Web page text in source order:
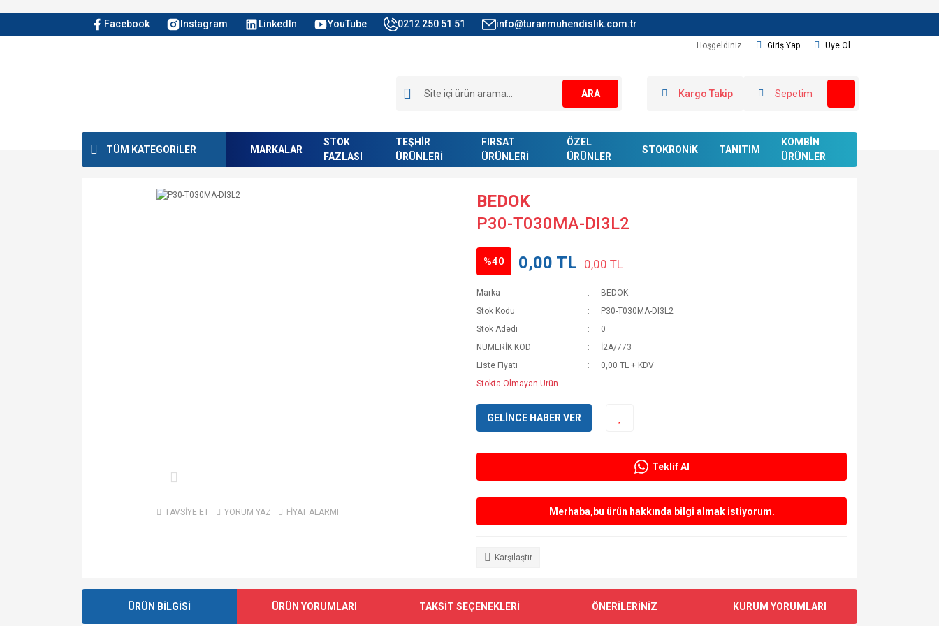
Facebook Instagram LinkedIn YouTube 0212 250 51 51 info@turanmuhendislik.com.tr
Hoşgeldiniz Giriş Yap Üye Ol
ARA Kargo Takip Sepetim
TÜM KATEGORİLER MARKALAR
STOK
FAZLASI
TEŞHİR
ÜRÜNLERİ
FIRSAT
ÜRÜNLERİ
ÖZEL
ÜRÜNLER
STOKRONİK TANITIM
KOMBİN
ÜRÜNLER
TAVSİYE ET YORUM YAZ FİYAT ALARMI
BEDOK
P30-T030MA-DI3L2
%40 0,00 TL 0,00 TL
Marka
BEDOK
Stok Kodu
P30-T030MA-DI3L2
Stok Adedi
0
NUMERİK KOD
İ2A/773
Liste Fiyatı
0,00 TL + KDV
Stokta Olmayan Ürün
GELİNCE HABER VER
Teklif Al
Merhaba,bu ürün hakkında bilgi almak istiyorum.
Karşılaştır
ÜRÜN BİLGİSİ ÜRÜN YORUMLARI TAKSİT SEÇENEKLERİ ÖNERİLERİNİZ KURUM YORUMLARI